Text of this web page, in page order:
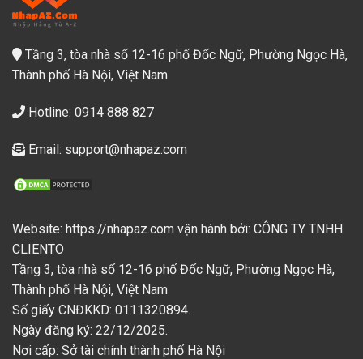
Tầng 3, tòa nhà số 12-16 phố Đốc Ngữ, Phường Ngọc Hà,
Thành phố Hà Nội, Việt Nam
Hotline: 0914 888 827
Email: support@nhapaz.com
Website: https://nhapaz.com vận hành bởi: CÔNG TY TNHH
CLIENTO
Tầng 3, tòa nhà số 12-16 phố Đốc Ngữ, Phường Ngọc Hà,
Thành phố Hà Nội, Việt Nam
Số giấy CNĐKKD: 0111320894.
Ngày đăng ký: 22/12/2025.
Nơi cấp: Sở tài chính thành phố Hà Nội